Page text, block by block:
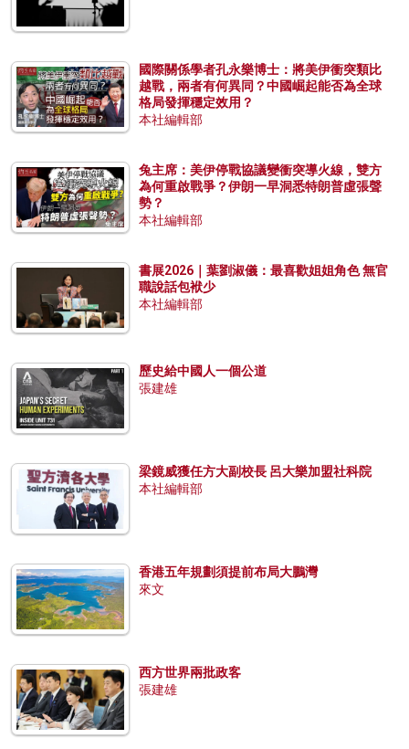
國際關係學者孔永樂博士：將美伊衝突類比
越戰，兩者有何異同？中國崛起能否為全球
格局發揮穩定效用？
本社編輯部
兔主席：美伊停戰協議變衝突導火線，雙方
為何重啟戰爭？伊朗一早洞悉特朗普虛張聲
勢？
本社編輯部
書展2026｜葉劉淑儀：最喜歡姐姐角色 無官
職說話包袱少
本社編輯部
歷史給中國人一個公道
張建雄
梁鏡威獲任方大副校長 呂大樂加盟社科院
本社編輯部
香港五年規劃須提前布局大鵬灣
來文
西方世界兩批政客
張建雄